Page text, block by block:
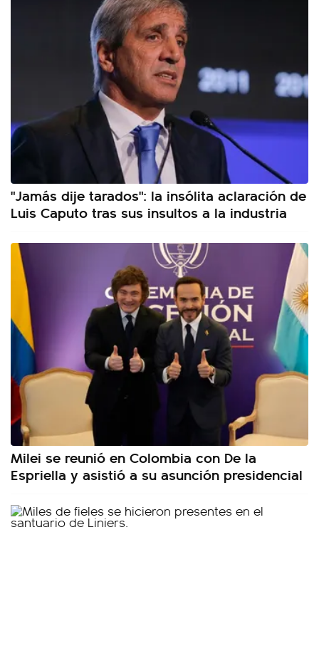
"Jamás dije tarados": la insólita aclaración de
Luis Caputo tras sus insultos a la industria
Milei se reunió en Colombia con De la
Espriella y asistió a su asunción presidencial